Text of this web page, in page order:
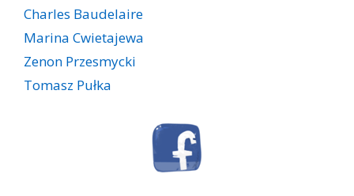
Charles Baudelaire
Marina Cwietajewa
Zenon Przesmycki
Tomasz Pułka